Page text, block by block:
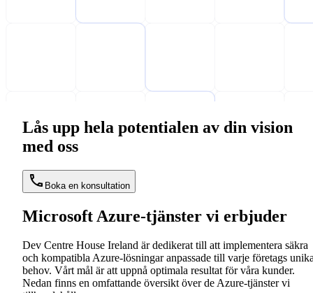
Lås upp hela potentialen av din vision
med oss
Boka en konsultation
Microsoft Azure-tjänster vi erbjuder
Dev Centre House Ireland är dedikerat till att implementera säkra
och kompatibla Azure-lösningar anpassade till varje företags
behov. Vårt mål är att uppnå optimala resultat för våra kunder.
Nedan finns en omfattande översikt över de Azure-tjänster vi